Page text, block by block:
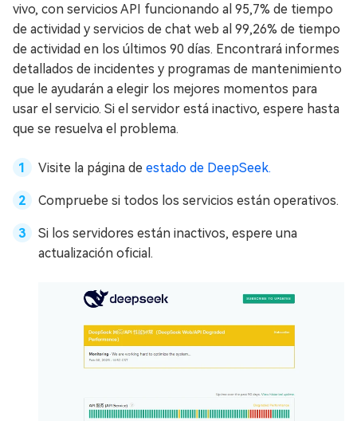
vivo, con servicios API funcionando al 95,7% de tiempo
de actividad y servicios de chat web al 99,26% de tiempo
de actividad en los últimos 90 días. Encontrará informes
detallados de incidentes y programas de mantenimiento
que le ayudarán a elegir los mejores momentos para
usar el servicio. Si el servidor está inactivo, espere hasta
que se resuelva el problema.
Visite la página de estado de DeepSeek.
Compruebe si todos los servicios están operativos.
Si los servidores están inactivos, espere una
actualización oficial.